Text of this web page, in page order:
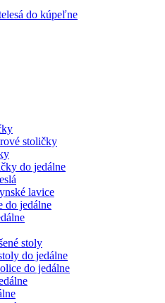
do kúpeľne
stoličky
do jedálne
lavice
do jedálne
stoly
do jedálne
do jedálne